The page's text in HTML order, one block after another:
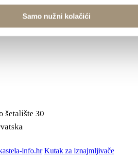
Samo nužni kolačići
šetalište 30
info.hr Kutak za iznajmljivače